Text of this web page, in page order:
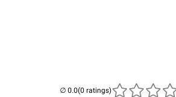
(0 ratings)